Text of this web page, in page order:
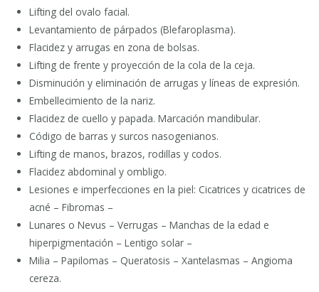
Lifting del ovalo facial.
Levantamiento de párpados (Blefaroplasma).
Flacidez y arrugas en zona de bolsas.
Lifting de frente y proyección de la cola de la ceja.
Disminución y eliminación de arrugas y líneas de expresión.
Embellecimiento de la nariz.
Flacidez de cuello y papada. Marcación mandibular.
Código de barras y surcos nasogenianos.
Lifting de manos, brazos, rodillas y codos.
Flacidez abdominal y ombligo.
Lesiones e imperfecciones en la piel: Cicatrices y cicatrices de
acné – Fibromas –
Lunares o Nevus – Verrugas – Manchas de la edad e
hiperpigmentación – Lentigo solar –
Milia – Papilomas – Queratosis – Xantelasmas – Angioma
cereza.